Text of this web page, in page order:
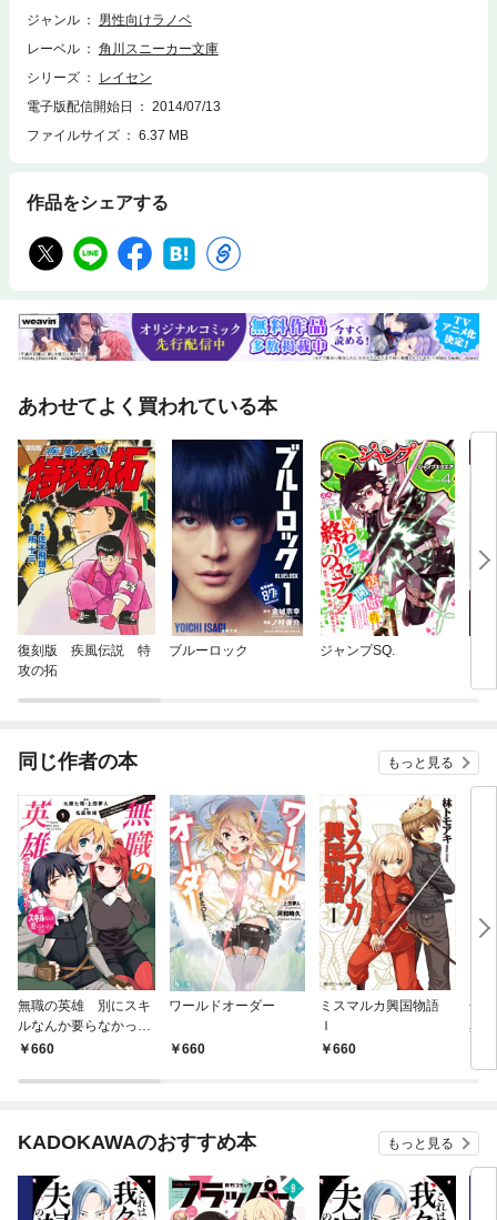
ジャンル
男性向けラノベ
レーベル
角川スニーカー文庫
シリーズ
レイセン
電子版配信開始日
2014/07/13
ファイルサイズ
6.37 MB
作品をシェアする
あわせてよく買われている本
復刻版 疾風伝説 特
攻の拓
ブルーロック ジャンプSQ.
同じ作者の本 もっと見る
無職の英雄 別にスキ
ルなんか要らなかった
んだが-才能ゼロの成
660
ワールドオーダー
660
ミスマルカ興国物語
Ｉ
660
合
異
KADOKAWAのおすすめ本 もっと見る